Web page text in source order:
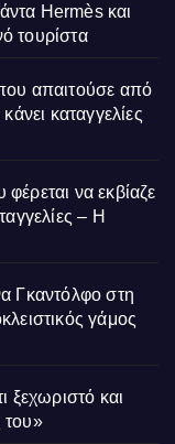
Hermès και
τουρίστα
απαιτούσε από
καταγγελίες
να εκβίαζε
– Η
Γκαντόλφο στη
γάμος
ξεχωριστό και
του»